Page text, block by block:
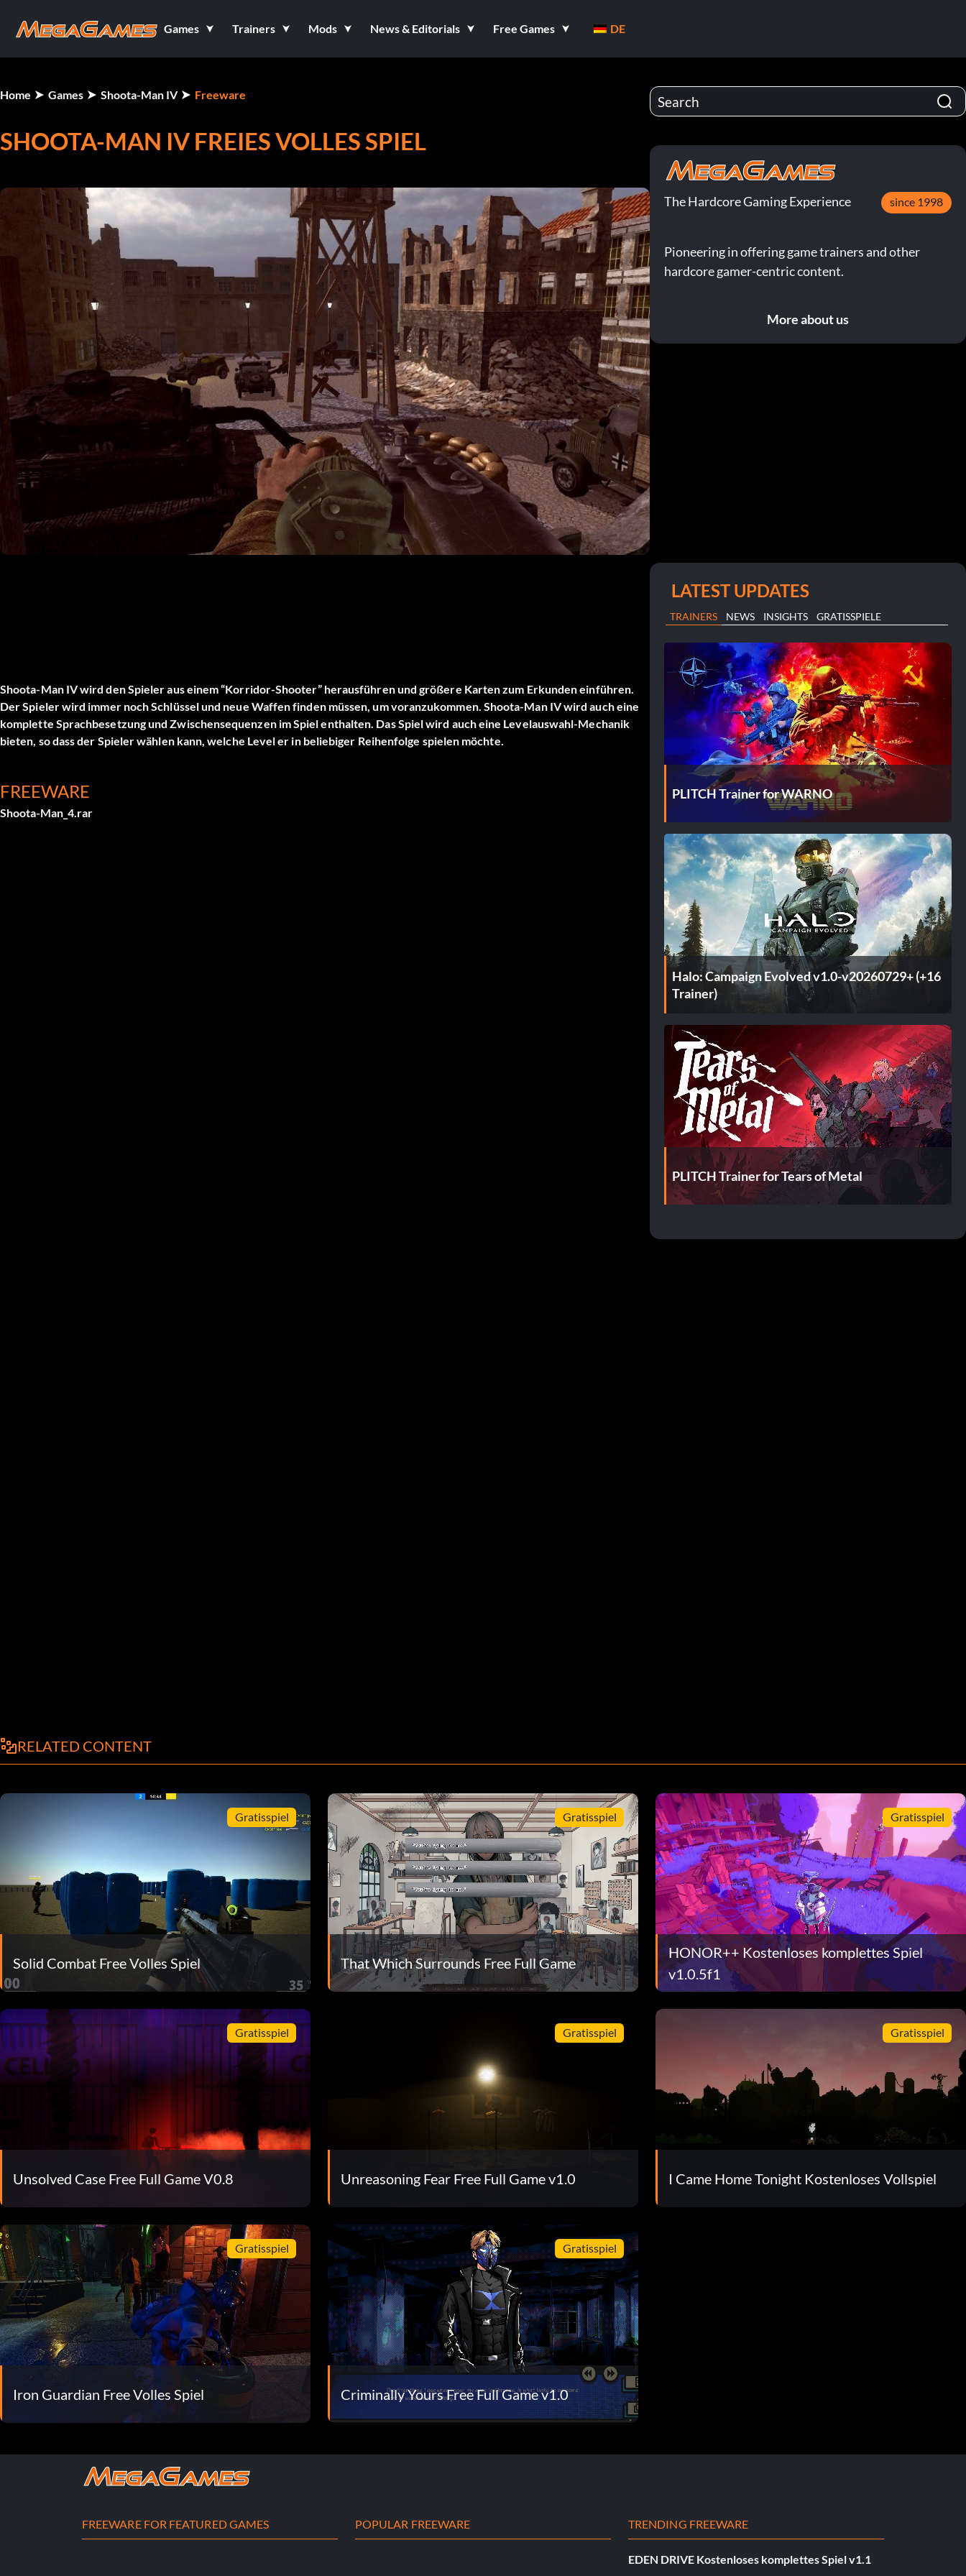
Games Trainers Mods News & Editorials Free Games DE
Home Games Shoota-Man IV Freeware
SHOOTA-MAN IV FREIES VOLLES SPIEL
Shoota-Man IV wird den Spieler aus einem “Korridor-Shooter” herausführen und größere Karten zum Erkunden einführen.
Der Spieler wird immer noch Schlüssel und neue Waffen finden müssen, um voranzukommen. Shoota-Man IV wird auch eine
komplette Sprachbesetzung und Zwischensequenzen im Spiel enthalten. Das Spiel wird auch eine Levelauswahl-Mechanik
bieten, so dass der Spieler wählen kann, welche Level er in beliebiger Reihenfolge spielen möchte.
FREEWARE
Shoota-Man_4.rar
The Hardcore Gaming Experience since 1998
Pioneering in offering game trainers and other
hardcore gamer-centric content.
More about us
LATEST UPDATES
TRAINERS NEWS INSIGHTS GRATISSPIELE
PLITCH Trainer for WARNO
Halo: Campaign Evolved v1.0-v20260729+ (+16
Trainer)
PLITCH Trainer for Tears of Metal
RELATED CONTENT
Gratisspiel
Solid Combat Free Volles Spiel
Gratisspiel
That Which Surrounds Free Full Game
Gratisspiel
HONOR++ Kostenloses komplettes Spiel
v1.0.5f1
Gratisspiel
Unsolved Case Free Full Game V0.8
Gratisspiel
Unreasoning Fear Free Full Game v1.0
Gratisspiel
I Came Home Tonight Kostenloses Vollspiel
Gratisspiel
Iron Guardian Free Volles Spiel
Gratisspiel
Criminally Yours Free Full Game v1.0
FREEWARE FOR FEATURED GAMES POPULAR FREEWARE TRENDING FREEWARE
EDEN DRIVE Kostenloses komplettes Spiel v1.1